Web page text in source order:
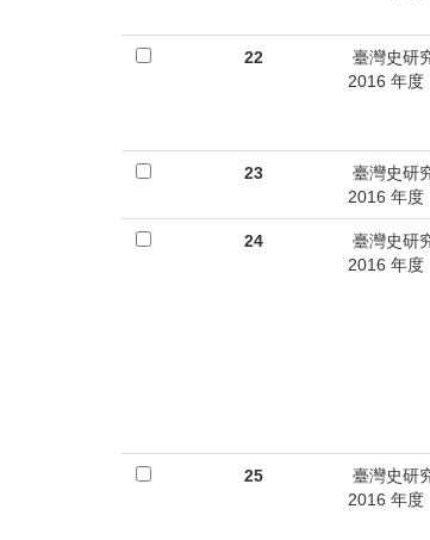
22
臺灣史研
2016 年度
23
臺灣史研
2016 年度
24
臺灣史研
2016 年度
25
臺灣史研
2016 年度